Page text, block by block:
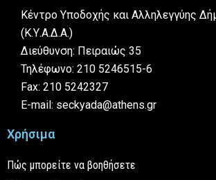
Κέντρο Υποδοχής και Αλληλεγγύης
(Κ.Υ.Α.Δ.Α.)
Διεύθυνση: Πειραιώς 35
Τηλέφωνο: 210 5246515-6
Fax: 210 5242327
E-mail: seckyada@athens.gr
Χρήσιμα
Πώς μπορείτε να βοηθήσετε